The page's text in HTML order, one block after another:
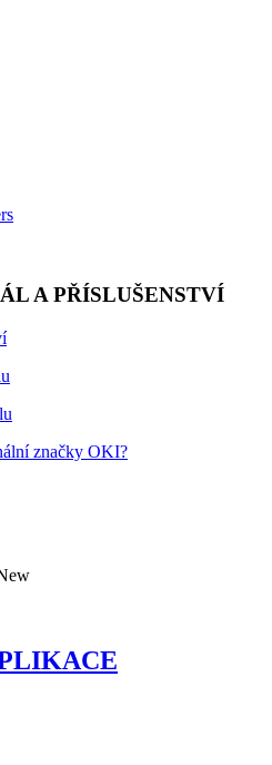
A PŘÍSLUŠENSTVÍ
značky OKI?